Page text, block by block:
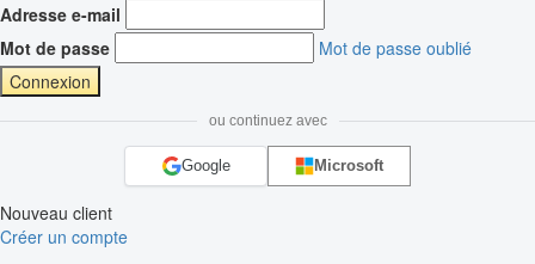
Adresse e-mail
Mot de passe
Mot de passe oublié
Connexion
ou continuez avec
Google Microsoft
Nouveau client
Créer un compte